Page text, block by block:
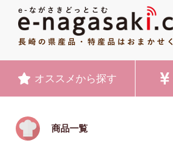
オススメ から探す
商品一覧